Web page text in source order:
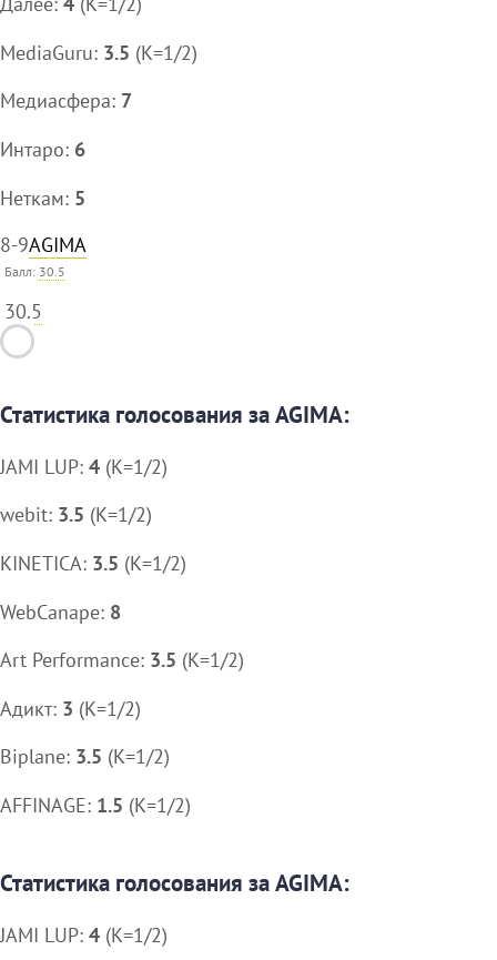
MediaGuru: 3.5 (K=1/2)
Медиасфера: 7
Интаро: 6
Неткам: 5
8-9AGIMA
Балл: 30.5
30.5
Статистика голосования за AGIMA:
JAMI LUP: 4 (K=1/2)
webit: 3.5 (K=1/2)
KINETICA: 3.5 (K=1/2)
WebCanape: 8
Art Performance: 3.5 (K=1/2)
Адикт: 3 (K=1/2)
Biplane: 3.5 (K=1/2)
AFFINAGE: 1.5 (K=1/2)
Статистика голосования за AGIMA:
JAMI LUP: 4 (K=1/2)